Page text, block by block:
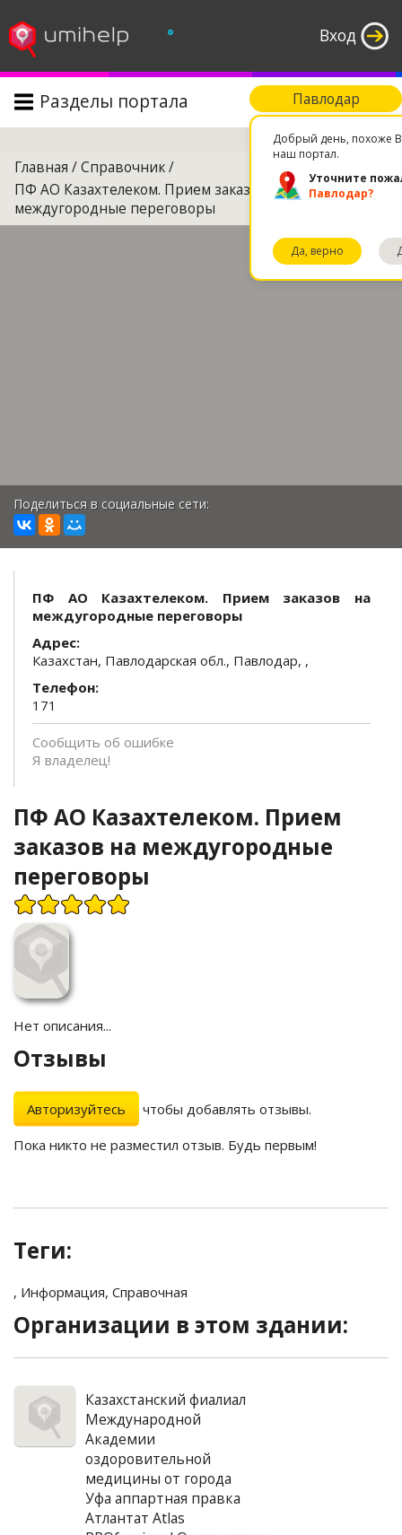
Вход
°
Павлодар
Добрый день, похоже
наш портал.
Уточните
Павлодар?
Да, верно
Разделы портала Поиск
Главная /Справочник/
ПФ АО Казахтелеком. Прием заказов на
междугородные переговоры
Поделиться в социальные сети:
ПФ АО Казахтелеком. Прием заказов на
междугородные переговоры
Адрес:
Казахстан, Павлодарская обл., Павлодар, ,
Телефон:
171
Сообщить об ошибке
Я владелец!
ПФ АО Казахтелеком. Прием
заказов на междугородные
переговоры
Нет описания...
Отзывы
Авторизуйтесь
чтобы добавлять отзывы.
Пока никто не разместил отзыв. Будь первым!
Теги:
, Информация, Справочная
Организации в этом здании:
Казахстанский фиалиал
Международной
Академии
оздоровительной
медицины от города
Уфа аппартная правка
Атлантат Atlas